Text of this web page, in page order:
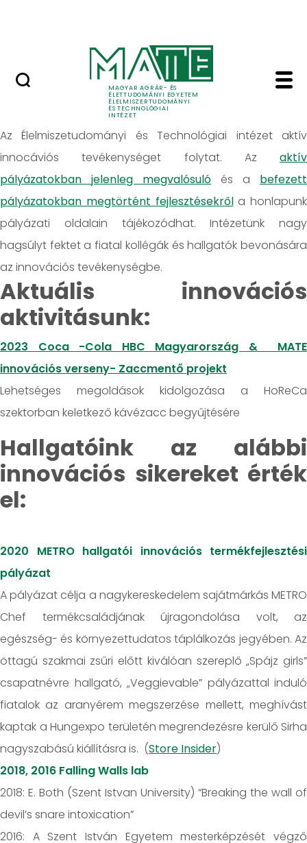
MAGYAR AGRÁR- ÉS
ÉLETTUDOMÁNYI EGYETEM
ÉLELMISZERTUDOMÁNYI
ÉS TECHNOLÓGIAI
INTÉZET
Innovációk -
Innovációk
Az Élelmiszetudományi és Technológiai intézet aktív
innocáviós tevékenységet folytat. Az aktív
pályázatokban jelenleg megvalósuló és a befezett
pályázatokban megtörtént fejlesztésekrőla honlapunk
pályázati oldalain tájékozódhat. Intézetünk nagy
hagsúlyt fektet a fiatal kollégák és hallgatók bevonására
az innovációs tevékenységbe.
Aktuális innovációs
aktivitásunk:
2023 Coca -Cola HBC Magyarország & MATE
innovációs verseny- Zaccmentő projekt
Lehetséges megoldások kidolgozása a HoReCa
szektorban keletkező kávézacc begyűjtésére
Hallgatóink az alábbi
innovációs sikereket érték
el:
2020 METRO hallgatói innovációs termékfejlesztési
pályázat
A pályázat célja a nagykereskedelem sajátmárkás METRO
Chef termékcsaládjának újragondolása volt, az
egészség- és környezettudatos táplálkozás jegyében. Az
öttagú szakmai zsűri előtt kiválóan szereplő „Spájz girls”
csapatnévre hallgató, „Veggievable” pályázattal induló
fiatalok az aranyérem megszerzése mellett, meghívást
kaptak a Hungexpo területén megrendezésre kerülő Sirha
nagyszabású kiállításra is. (Store Insider)
2018, 2016 Falling Walls lab
2018: E. Both (Szent Istvan University) “Breaking the wall of
devil’s snare intoxication”
2016: A Szent István Egyetem mesterképzését végző